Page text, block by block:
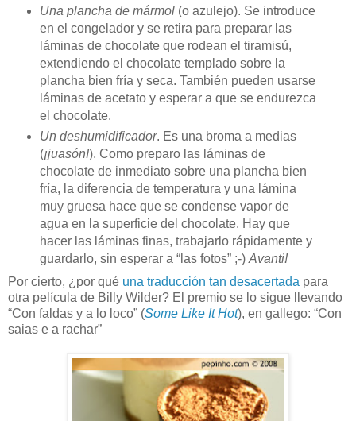
Una plancha de mármol(o azulejo). Se introduce
en el congelador y se retira para preparar las
láminas de chocolate que rodean el tiramisú,
extendiendo el chocolate templado sobre la
plancha bien fría y seca. También pueden usarse
láminas de acetato y esperar a que se endurezca
el chocolate.
Un deshumidificador. Es una broma a medias
(¡juasón!). Como preparo las láminas de
chocolate de inmediato sobre una plancha bien
fría, la diferencia de temperatura y una lámina
muy gruesa hace que se condense vapor de
agua en la superficie del chocolate. Hay que
hacer las láminas finas, trabajarlo rápidamente y
guardarlo, sin esperar a “las fotos” ;-)Avanti!
Por cierto, ¿por qué una traducción tan desacertada para
otra película de Billy Wilder? El premio se lo sigue llevando
“Con faldas y a lo loco” (Some Like It Hot), en gallego: “Con
saias e a rachar”